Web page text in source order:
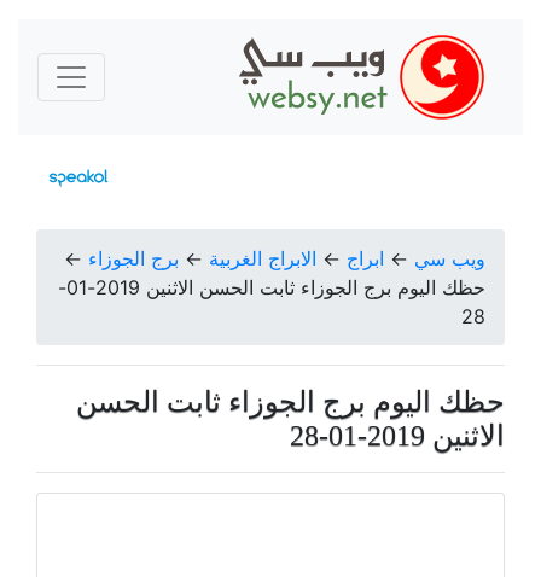
ويب سي ← ابراج ← الابراج الغربية ← برج الجوزاء ←
حظك اليوم برج الجوزاء ثابت الحسن الاثنين 2019-01-
28
حظك اليوم برج الجوزاء ثابت الحسن
الاثنين 2019-01-28